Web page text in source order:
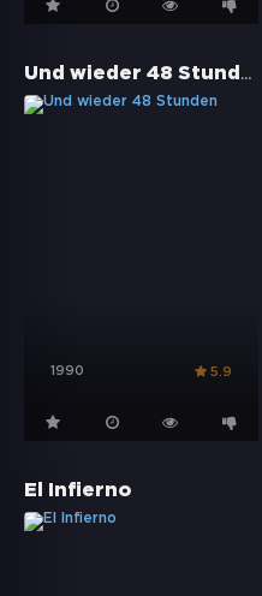
Und wieder 48 Stunden
1990 5.9
El Infierno